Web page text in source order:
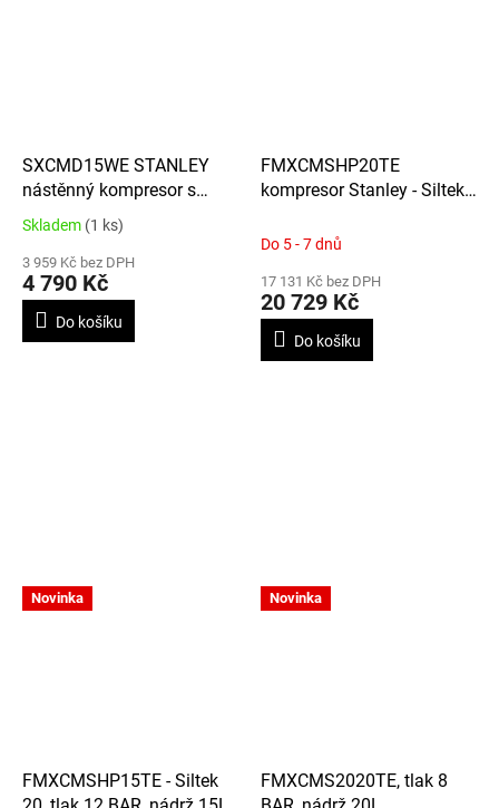
SXCMD15WE STANLEY
nástěnný kompresor s
bubnovým navijákem, tlak
Průměrné
produktu
je
4,2
Skladem (1 ks)
3 959 Kč bez DPH
4 790 Kč
Do košíku
FMXCMSHP20TE
kompresor Stanley - Siltek
Do 5 - 7 dnů
17 131 Kč bez DPH
20 729 Kč
Do košíku
Novinka
FMXCMSHP15TE - Siltek
Novinka
FMXCMS2020TE, tlak 8